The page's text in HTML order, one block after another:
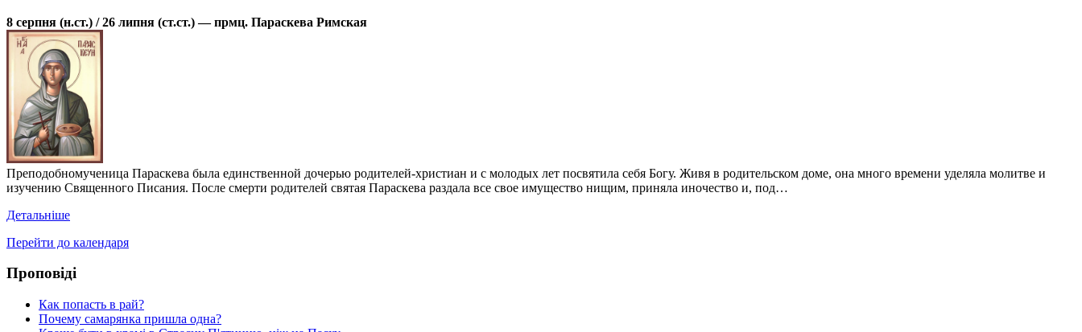
8 серпня (н.ст.) / 26 липня (ст.ст.) — прмц. Параскева Римская
Преподобномученица Параскева была единственной дочерью родителей-христиан и с молодых лет посвятила себя Богу. Живя в родительском доме, она много времени уделяла молитве и
изучению Священного Писания. После смерти родителей святая Параскева раздала все свое имущество нищим, приняла иночество и, под…
Детальніше
Перейти до календаря
Проповіді
Как попасть в рай?
Почему самарянка пришла одна?